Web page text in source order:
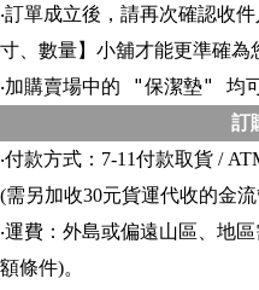
‧訂單成立後，請再次確認收
寸、數量】小舖才能更準確為
‧加購賣場中的 "保潔墊" 均
訂
‧付款方式：7-11付款取貨 /
(需另加收30元貨運代收的金
‧運費：外島或偏遠山區、地
額條件)。